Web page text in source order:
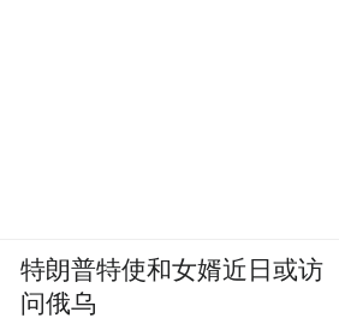
特朗普特使和女婿近日或访
问俄乌